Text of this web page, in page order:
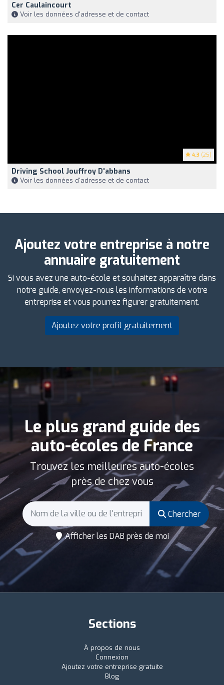
Cer Caulaincourt
Voir les données d'adresse et de contact
4.3 (25)
Driving School Jouffroy D'abbans
Voir les données d'adresse et de contact
Ajoutez votre entreprise à notre
annuaire gratuitement
Si vous avez une auto-école et souhaitez apparaître dans
notre guide, envoyez-nous les informations de votre
entreprise et vous pourrez figurer gratuitement.
Ajoutez votre profil gratuitement
Le plus grand guide des
auto-écoles de France
Trouvez les meilleures auto-écoles
près de chez vous
Chercher
Afficher les DAB près de moi
Sections
À propos de nous
Connexion
Ajoutez votre entreprise gratuite
Blog